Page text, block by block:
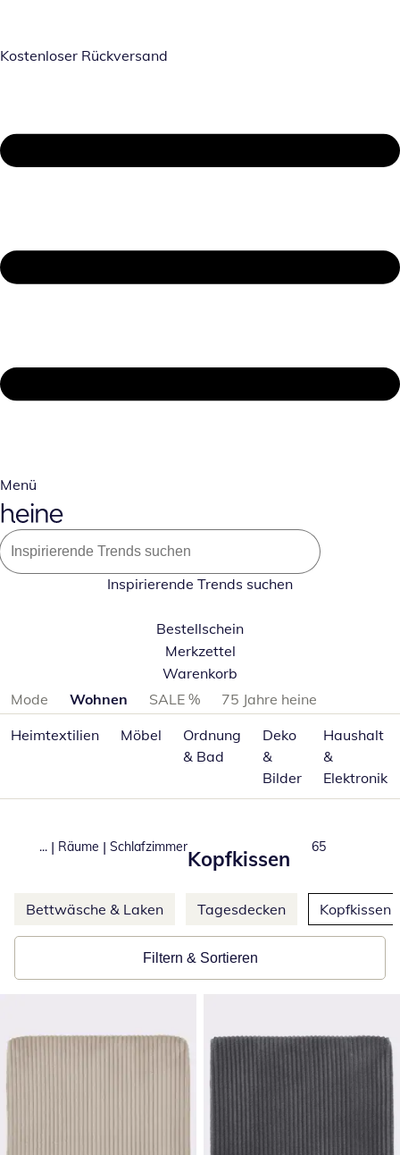
Kostenloser Rückversand
Menü
Inspirierende Trends suchen
Bestellschein
Merkzettel
Warenkorb
Produktkategorien überspringen
Mode Wohnen SALE %
75 Jahre heine
Heimtextilien
Möbel
Ordnung
& Bad
Deko
&
Bilder
Haushalt
&
Elektronik
... | Räume | Schlafzimmer
Kopfkissen
Produkte
65
Weitere Kategorien überspringen
Bettwäsche & Laken Tagesdecken Kopfkissen
Filtern & Sortieren